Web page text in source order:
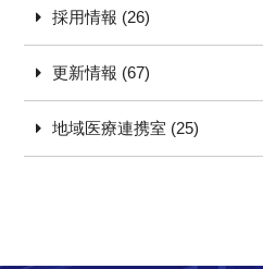
採用情報 (26)
更新情報 (67)
地域医療連携室 (25)